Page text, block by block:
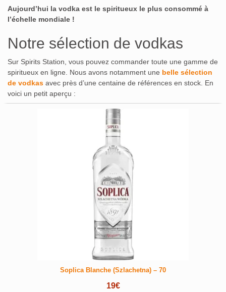
Aujourd’hui la vodka est le spiritueux le plus consommé à
l’échelle mondiale !
Notre sélection de vodkas
Sur Spirits Station, vous pouvez commander toute une gamme de
spiritueux en ligne. Nous avons notamment une belle sélection
de vodkas avec près d’une centaine de références en stock. En
voici un petit aperçu :
Soplica Blanche (Szlachetna) – 70
19€